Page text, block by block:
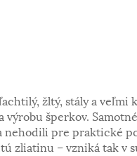
žltý, stály a veľmi
výrobu šperkov.
nehodili pre praktické
zliatinu – vzniká tak v